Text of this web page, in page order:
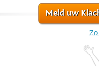
Meld uw